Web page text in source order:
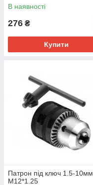
В наявності
276 ₴
Купити
Патрон під ключ 1.5-10мм
М12*1.25